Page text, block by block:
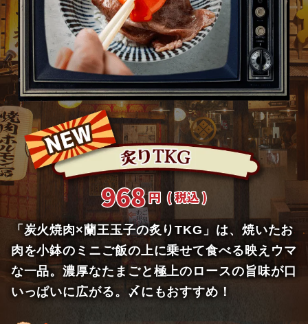
「炭火焼肉×蘭王玉子の炙りTKG」は、焼いたお
肉を小鉢のミニご飯の上に乗せて食べる映えウマ
な一品。濃厚なたまごと極上のロースの旨味が口
いっぱいに広がる。〆にもおすすめ！